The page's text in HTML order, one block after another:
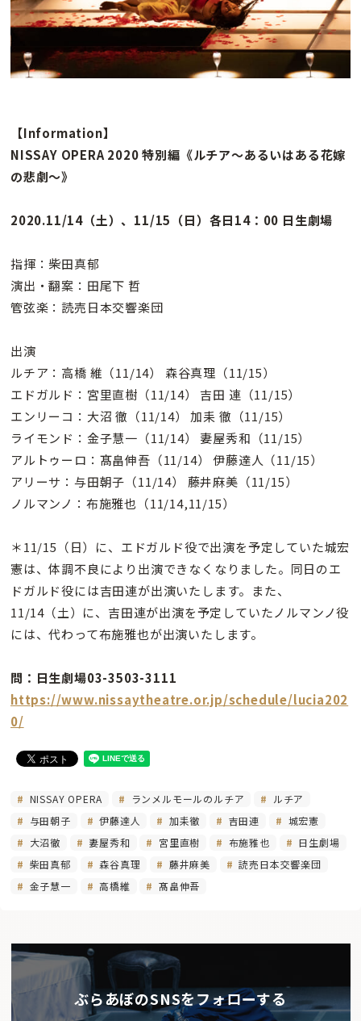
【Information】
NISSAY OPERA 2020 特別編《ルチア～あるいはある花嫁
の悲劇～》
2020.11/14（土）、11/15（日）各日14：00 日生劇場
指揮：柴田真郁
演出・翻案：田尾下 哲
管弦楽：読売日本交響楽団
出演
ルチア：高橋 維（11/14） 森谷真理（11/15）
エドガルド：宮里直樹（11/14） 吉田 連（11/15）
エンリーコ：大沼 徹（11/14） 加耒 徹（11/15）
ライモンド：金子慧一（11/14） 妻屋秀和（11/15）
アルトゥーロ：髙畠伸吾（11/14） 伊藤達人（11/15）
アリーサ：与田朝子（11/14） 藤井麻美（11/15）
ノルマンノ：布施雅也（11/14,11/15）
＊11/15（日）に、エドガルド役で出演を予定していた城宏
憲は、体調不良により出演できなくなりました。同日のエ
ドガルド役には吉田連が出演いたします。また、
11/14（土）に、吉田連が出演を予定していたノルマンノ役
には、代わって布施雅也が出演いたします。
問：日生劇場03-3503-3111
https://www.nissaytheatre.or.jp/schedule/lucia202
0/
NISSAY OPERA ランメルモールのルチア
ルチア
与田朝子
伊藤達人 加耒徹 吉田連
城宏憲
大沼徹
妻屋秀和 宮里直樹 布施雅也
日生劇場
柴田真郁
森谷真理 藤井麻美
読売日本交響楽団
金子慧一
高橋維 髙畠伸吾
ぶらあぼのSNSをフォローする